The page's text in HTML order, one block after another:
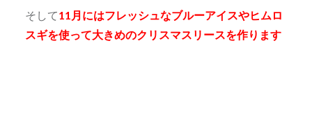
そして11月にはフレッシュなブルーアイスやヒムロ
スギを使って大きめのクリスマスリースを作ります